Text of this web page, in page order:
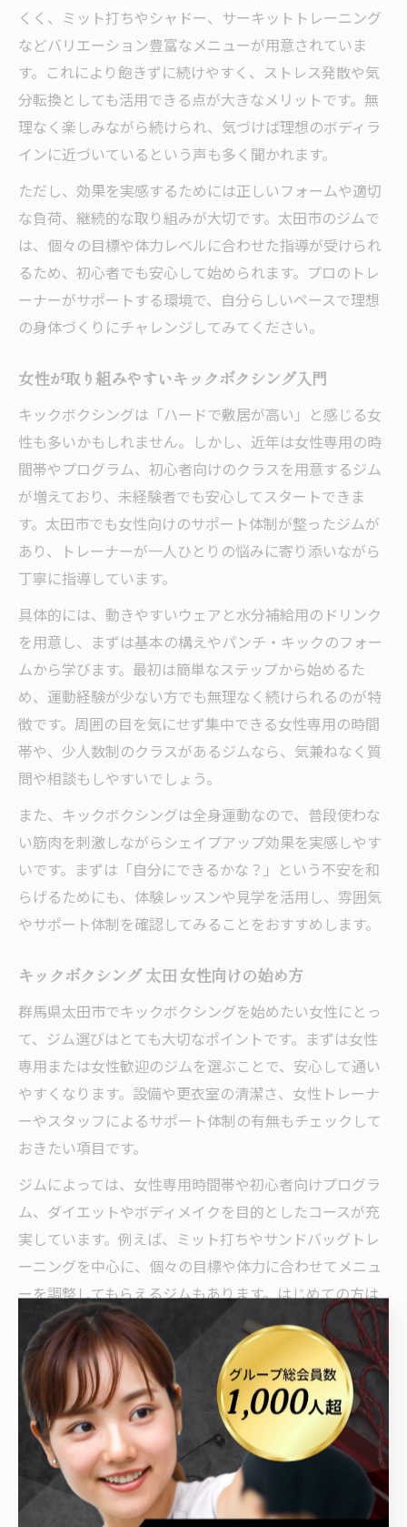
くく、ミット打ちやシャドー、サーキットトレーニング
などバリエーション豊富なメニューが用意されていま
す。これにより飽きずに続けやすく、ストレス発散や気
分転換としても活用できる点が大きなメリットです。無
理なく楽しみながら続けられ、気づけば理想のボディラ
インに近づいているという声も多く聞かれます。
ただし、効果を実感するためには正しいフォームや適切
な負荷、継続的な取り組みが大切です。太田市のジムで
は、個々の目標や体力レベルに合わせた指導が受けられ
るため、初心者でも安心して始められます。プロのトレ
ーナーがサポートする環境で、自分らしいペースで理想
の身体づくりにチャレンジしてみてください。
女性が取り組みやすいキックボクシング入門
キックボクシングは「ハードで敷居が高い」と感じる女
性も多いかもしれません。しかし、近年は女性専用の時
間帯やプログラム、初心者向けのクラスを用意するジム
が増えており、未経験者でも安心してスタートできま
す。太田市でも女性向けのサポート体制が整ったジムが
あり、トレーナーが一人ひとりの悩みに寄り添いながら
丁寧に指導しています。
具体的には、動きやすいウェアと水分補給用のドリンク
を用意し、まずは基本の構えやパンチ・キックのフォー
ムから学びます。最初は簡単なステップから始めるた
め、運動経験が少ない方でも無理なく続けられるのが特
徴です。周囲の目を気にせず集中できる女性専用の時間
帯や、少人数制のクラスがあるジムなら、気兼ねなく質
問や相談もしやすいでしょう。
また、キックボクシングは全身運動なので、普段使わな
い筋肉を刺激しながらシェイプアップ効果を実感しやす
いです。まずは「自分にできるかな？」という不安を和
らげるためにも、体験レッスンや見学を活用し、雰囲気
やサポート体制を確認してみることをおすすめします。
キックボクシング 太田 女性向けの始め方
群馬県太田市でキックボクシングを始めたい女性にとっ
て、ジム選びはとても大切なポイントです。まずは女性
専用または女性歓迎のジムを選ぶことで、安心して通い
やすくなります。設備や更衣室の清潔さ、女性トレーナ
ーやスタッフによるサポート体制の有無もチェックして
おきたい項目です。
ジムによっては、女性専用時間帯や初心者向けプログラ
ム、ダイエットやボディメイクを目的としたコースが充
実しています。例えば、ミット打ちやサンドバッグトレ
ーニングを中心に、個々の目標や体力に合わせてメニュ
ーを調整してもらえるジムもあります。はじめての方は
「体験レッスン」や「見学」を活用し、トレーナーとの
相性やジムの雰囲気を確認しましょう。
また、群馬県太田市内のジムはアクセスも良く、仕事帰
りや買い物ついでに立ち寄れる立地の良さも魅力です。
続けやすさや通いやすさも重視し、自分のライフスタイ
ルに合ったジム選びを心がけることが、理想の体型への
第一歩となります。